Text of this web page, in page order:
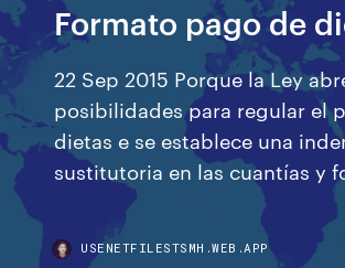
Formato pago de
22 Sep 2015 Porque la Ley
posibilidades para regular el
dietas e se establece una
sustitutoria en las cuantías y
USENETFILESTSMH.WEB.APP